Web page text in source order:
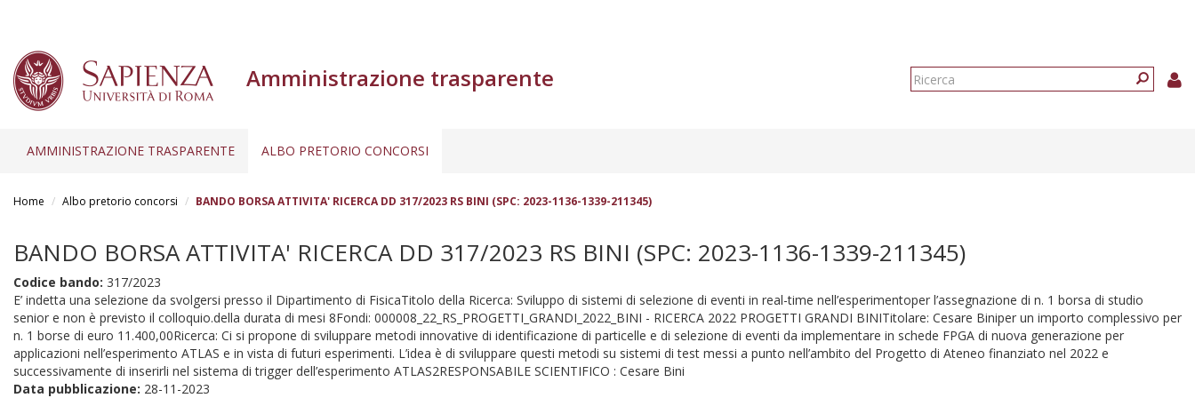
Amministrazione trasparente
Form
AMMINISTRAZIONE TRASPARENTE ALBO PRETORIO CONCORSI
Home Albo pretorio concorsi BANDO BORSA ATTIVITA' RICERCA DD 317/2023 RS BINI (SPC: 2023-1136-1339-211345)
BANDO BORSA ATTIVITA' RICERCA DD 317/2023 RS BINI (SPC: 2023-1136-1339-211345)
Codice bando: 317/2023
E’ indetta una selezione da svolgersi presso il Dipartimento di FisicaTitolo della Ricerca: Sviluppo di sistemi di selezione di eventi in real-time nell’esperimentoper l’assegnazione di n. 1 borsa di studio
senior e non è previsto il colloquio.della durata di mesi 8Fondi: 000008_22_RS_PROGETTI_GRANDI_2022_BINI - RICERCA 2022 PROGETTI GRANDI BINITitolare: Cesare Biniper un importo complessivo per
n. 1 borse di euro 11.400,00Ricerca: Ci si propone di sviluppare metodi innovative di identificazione di particelle e di selezione di eventi da implementare in schede FPGA di nuova generazione per
applicazioni nell’esperimento ATLAS e in vista di futuri esperimenti. L’idea è di sviluppare questi metodi su sistemi di test messi a punto nell’ambito del Progetto di Ateneo finanziato nel 2022 e
successivamente di inserirli nel sistema di trigger dell’esperimento ATLAS2RESPONSABILE SCIENTIFICO : Cesare Bini
Data pubblicazione: 28-11-2023